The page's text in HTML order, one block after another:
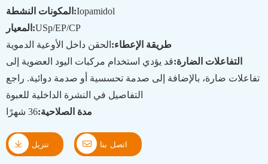
المكونات النشطة:Iopamidol
المعيار:USp/EP/CP
طريقة الإعطاء: الحقن داخل الأوعية الدموية
التفاعلات الضارة:قد يؤدي استخدام مركبات اليود العضوية إلى
تفاعلات ضارة، بالإضافة إلى صدمة تحسسية أو صدمة دوائية. راجع
التفاصيل في النشرة الداخلية للعبوة
مدة الصلاحية:36 شهرًا
 تنزيل  اتصل بنا